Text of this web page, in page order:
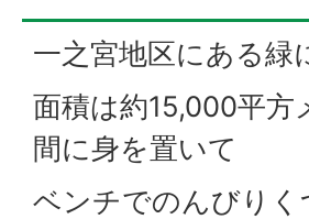
一之宮地区にある緑
面積は約15,000平
間に身を置いて
ベンチでのんびり